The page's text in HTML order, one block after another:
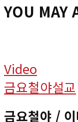
YOU MAY
Video
금요철야설교
금요철야 /